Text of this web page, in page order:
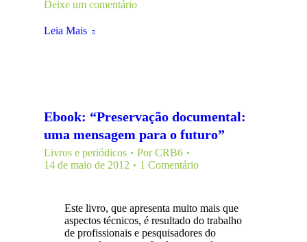
Deixe um comentário
Leia Mais
Ebook: “Preservação documental:
uma mensagem para o futuro”
Livros e periódicos PorCRB6
14 de maio de 2012
1 Comentário
Este livro, que apresenta muito mais que
aspectos técnicos, é resultado do trabalho
de profissionais e pesquisadores do